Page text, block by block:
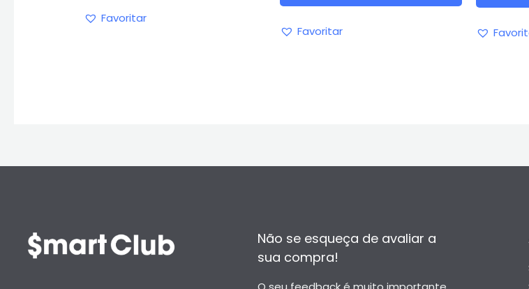
Favoritar
Favoritar
Não se esqueça de avaliar a
sua compra!